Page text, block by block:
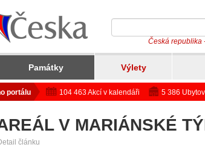
Česká republika
Památky Výlety
portálu 104 463 Akcí v kalendáři 5 386
V MARIÁNSKÉ
článku